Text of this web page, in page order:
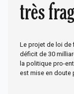
très
Le projet de loi de
déficit de 30
la politique pro-
est mise en doute